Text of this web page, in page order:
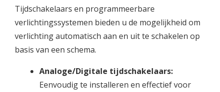
Tijdschakelaars en programmeerbare
verlichtingssystemen bieden u de mogelijkheid om
verlichting automatisch aan en uit te schakelen op
basis van een schema.
Analoge/Digitale tijdschakelaars:
Eenvoudig te installeren en effectief voor